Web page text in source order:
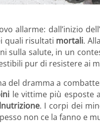
allarme: dall’inizio
quali risultati mortali.
sulla salute, in un
pur di resistere ai
del dramma a
le vittime più esposte
. I corpi dei
non ce la fanno e